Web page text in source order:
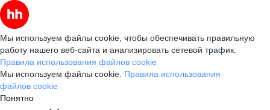
Мы используем файлы cookie, чтобы обеспечивать правильную
работу нашего веб-сайта и анализировать сетевой трафик.
Правила использования файлов cookie
Мы используем файлы cookie. Правила использования
файлов cookie
Понятно